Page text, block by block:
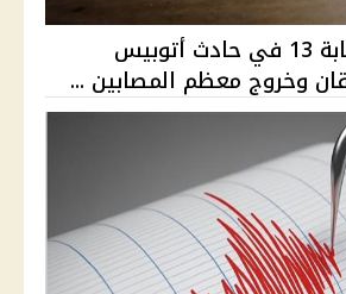
وفاة طفل وإصابة 13 في حادث أتوبيس
وخروج معظم المصابين ...